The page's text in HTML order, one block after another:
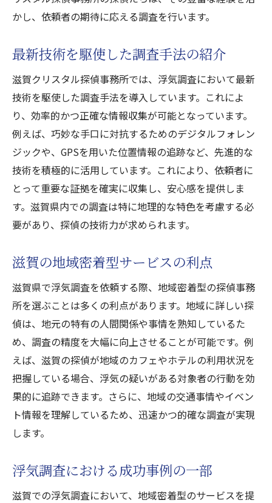
かし、依頼者の期待に応える調査を行います。
最新技術を駆使した調査手法の紹介
滋賀クリスタル探偵事務所では、浮気調査において最新
技術を駆使した調査手法を導入しています。これによ
り、効率的かつ正確な情報収集が可能となっています。
例えば、巧妙な手口に対抗するためのデジタルフォレン
ジックや、GPSを用いた位置情報の追跡など、先進的な
技術を積極的に活用しています。これにより、依頼者に
とって重要な証拠を確実に収集し、安心感を提供しま
す。滋賀県内での調査は特に地理的な特色を考慮する必
要があり、探偵の技術力が求められます。
滋賀の地域密着型サービスの利点
滋賀県で浮気調査を依頼する際、地域密着型の探偵事務
所を選ぶことは多くの利点があります。地域に詳しい探
偵は、地元の特有の人間関係や事情を熟知しているた
め、調査の精度を大幅に向上させることが可能です。例
えば、滋賀の探偵が地域のカフェやホテルの利用状況を
把握している場合、浮気の疑いがある対象者の行動を効
果的に追跡できます。さらに、地域の交通事情やイベン
ト情報を理解しているため、迅速かつ的確な調査が実現
します。
浮気調査における成功事例の一部
滋賀での浮気調査において、地域密着型のサービスを提